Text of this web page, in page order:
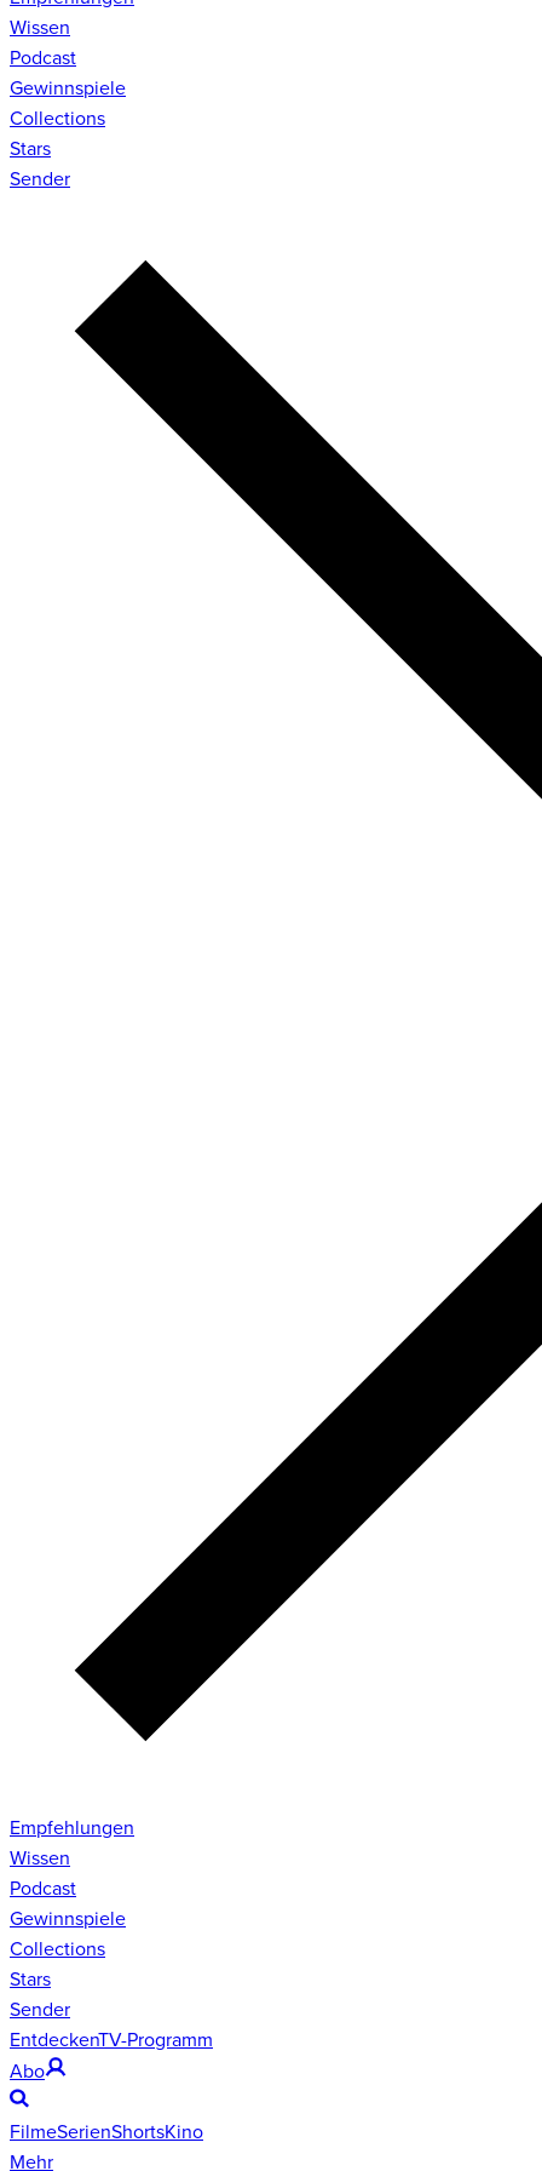
Wissen
Podcast
Gewinnspiele
Collections
Stars
Sender
Empfehlungen
Wissen
Podcast
Gewinnspiele
Collections
Stars
Sender
EntdeckenTV-Programm
Abo
FilmeSerienShortsKino
Mehr